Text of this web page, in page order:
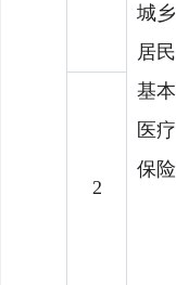
城乡
居民
基本
医疗
保险
2